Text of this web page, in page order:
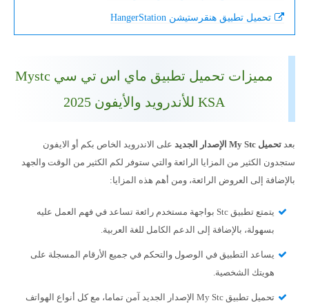
تحميل تطبيق هنقرستيشن HangerStation
مميزات تحميل تطبيق ماي اس تي سي Mystc
KSA للأندرويد والأيفون 2025
بعد تحميل My Stc الإصدار الجديد
على الاندرويد الخاص بكم أو الايفون
ستجدون الكثير من المزايا الرائعة والتي ستوفر لكم الكثير من الوقت والجهد
بالإضافة إلى العروض الرائعة، ومن أهم هذه المزايا:
يتمتع تطبيق Stc بواجهة مستخدم رائعة تساعد في فهم العمل عليه
بسهولة، بالإضافة إلى الدعم الكامل للغة العربية.
يساعد التطبيق في الوصول والتحكم في جميع الأرقام المسجلة على
هويتك الشخصية.
تحميل تطبيق My Stc الإصدار الجديد آمن تماما، مع كل أنواع الهواتف